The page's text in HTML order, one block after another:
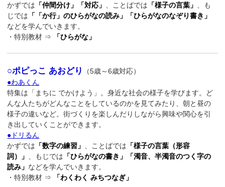
かずでは 「仲間分け」「対応」 、ことばでは 「様子の言葉」
、も
じでは 「「か行」のひらがなの読み」「ひらがなのなぞり書き」
などを学んでいきます。
・特別教材 ⇒
「ひらがな」
○ポピっこ あおどり
（5歳～6歳対応）
●わあくん
特集は「まちに でかけよう」。身近な社会の様子を学びます。ど
んな人たちがどんなことをしているのかを見てみたり、朝と昼の
様子の違いなど。街づくりを楽しんだりしながら興味や関心を引
き出していくことができます。
●ドリるん
かずでは 「数字の練習」 、ことばでは 「様子の言葉（形容
詞）」
、もじでは 「ひらがなの書き」「濁音、半濁音のつく字の
読み」 などを学んでいきます。
・特別教材 ⇒
「わくわく みちつなぎ」